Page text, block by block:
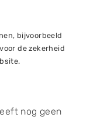
bijvoorbeeld
de zekerheid
nog geen